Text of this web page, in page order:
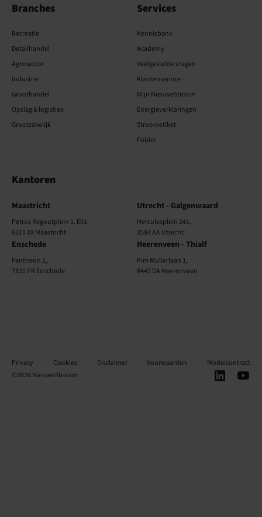
Branches
Recreatie
Detailhandel
Agrosector
Industrie
Groothandel
Opslag & logistiek
Grootzakelijk
Services
Kennisbank
Academy
Veelgestelde vragen
Klantenservice
Mijn NieuweStroom
Energieverklaringen
Stroometiket
Folder
Kantoren
Maastricht
Petrus Regoutplein 1, E01,
6211 XX Maastricht
Utrecht - Galgenwaard
Herculesplein 241,
3584 AA Utrecht
Enschede
Pantheon 2,
7521 PR Enschede
Heerenveen - Thialf
Pim Mulierlaan 1,
8443 DA Heerenveen
Privacy Cookies Disclaimer Voorwaarden
Modelcontract
©2026NieuweStroom